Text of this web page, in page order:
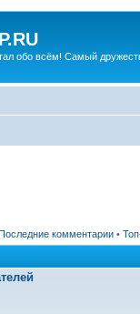
обо всём! Самый
комментарии •